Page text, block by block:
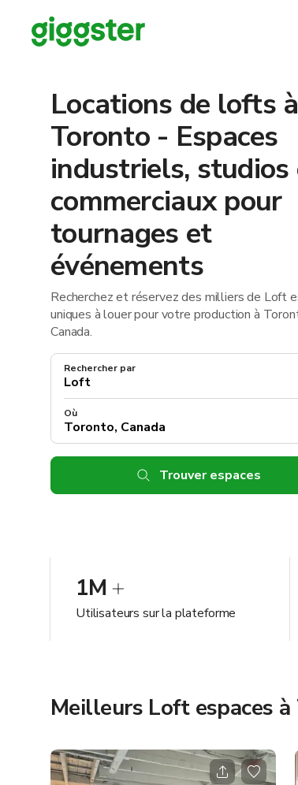
Locations de lofts à
Toronto - Espaces
industriels, studios
commerciaux pour
tournages et
événements
Recherchez et réservez des milliers de Loft
uniques à louer pour votre production à
Canada.
Rechercher par
Où
Trouver espaces
1M
Utilisateurs sur la plateforme
Meilleurs Loft espaces